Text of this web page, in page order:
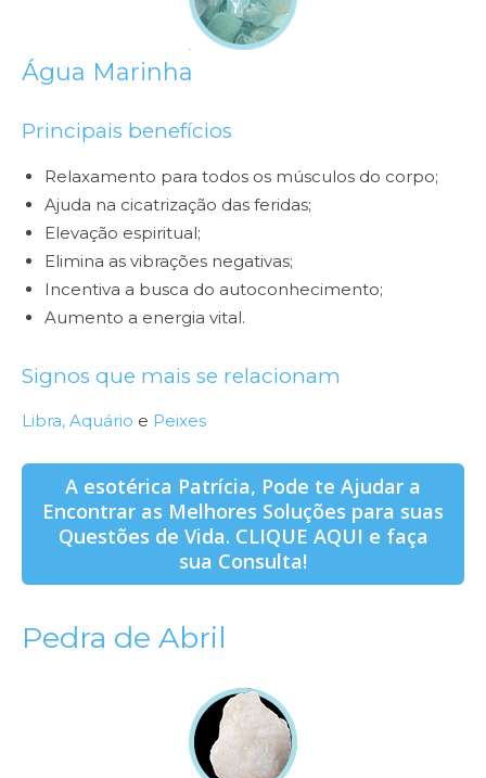
Água Marinha
Principais benefícios
Relaxamento para todos os músculos do corpo;
Ajuda na cicatrização das feridas;
Elevação espiritual;
Elimina as vibrações negativas;
Incentiva a busca do autoconhecimento;
Aumento a energia vital.
Signos que mais se relacionam
Libra, Aquário e Peixes
A esotérica Patrícia, Pode te Ajudar a
Encontrar as Melhores Soluções para suas
Questões de Vida. CLIQUE AQUI e faça
sua Consulta!
Pedra de Abril